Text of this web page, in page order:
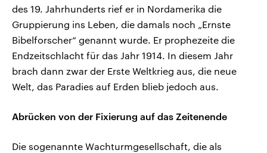
des 19. Jahrhunderts rief er in Nordamerika die
Gruppierung ins Leben, die damals noch „Ernste
Bibelforscher“ genannt wurde. Er prophezeite die
Endzeitschlacht für das Jahr 1914. In diesem Jahr
brach dann zwar der Erste Weltkrieg aus, die neue
Welt, das Paradies auf Erden blieb jedoch aus.
Abrücken von der Fixierung auf das Zeitenende
Die sogenannte Wachturmgesellschaft, die als